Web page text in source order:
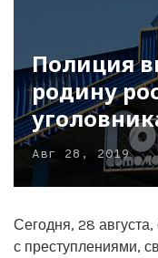
Полиция
родину
Авг 28, 2019
Сегодня, 28
с преступлениями,